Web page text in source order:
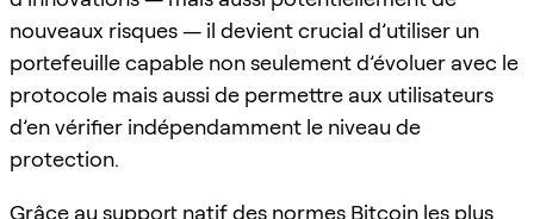
nouveaux risques — il devient crucial d’utiliser un
portefeuille capable non seulement d’évoluer avec le
protocole mais aussi de permettre aux utilisateurs
d’en vérifier indépendamment le niveau de
protection.
Grâce au support natif des normes Bitcoin les plus